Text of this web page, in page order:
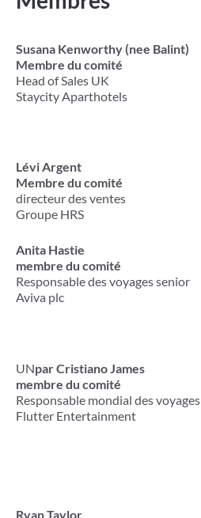
Susana Kenworthy (nee Balint)
Membre du comité
Head of Sales UK
Staycity Aparthotels
Lévi Argent
Membre du comité
directeur des ventes
Groupe HRS
Anita Hastie
membre du comité
Responsable des voyages senior
Aviva plc
UNpar Cristiano James
membre du comité
Responsable mondial des voyages
Flutter Entertainment
Ryan Taylor